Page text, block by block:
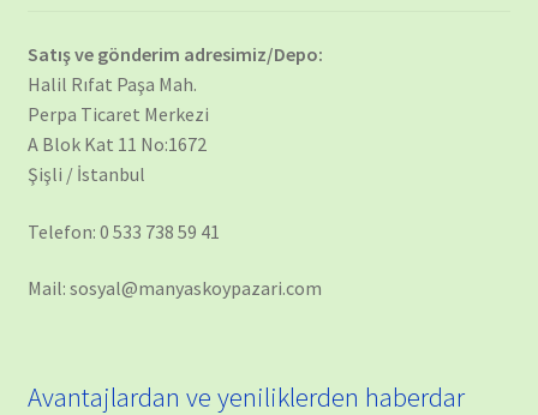
Satış ve gönderim adresimiz/Depo:
Halil Rıfat Paşa Mah.
Perpa Ticaret Merkezi
A Blok Kat 11 No:1672
Şişli / İstanbul
Telefon: 0 533 738 59 41
Mail: sosyal@manyaskoypazari.com
Avantajlardan ve yeniliklerden haberdar